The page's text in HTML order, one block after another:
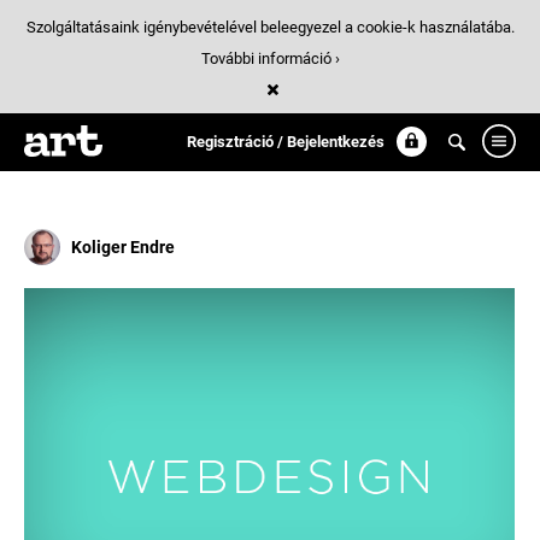
Regisztráció / Bejelentkezés
Találatok/ 1:
960
Koliger Endre
Szolgáltatásaink igénybevételével beleegyezel a cookie-k használatába.
További információ ›